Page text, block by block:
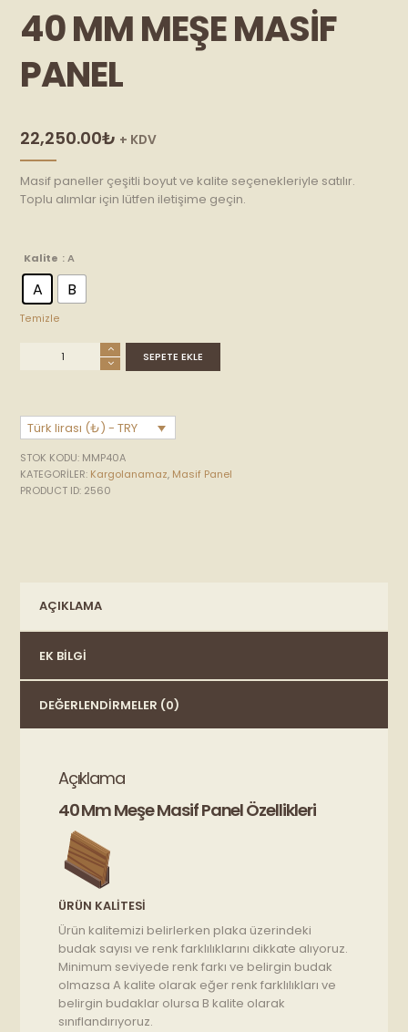
40 MM MEŞE MASIF
PANEL
22,250.00₺ + KDV
Masif paneller çeşitli boyut ve kalite seçenekleriyle satılır.
Toplu alımlar için lütfen iletişime geçin.
Kalite : A
A B
Temizle
SEPETE EKLE
Türk lirası (₺) - TRY
STOK KODU: MMP40A
KATEGORILER: Kargolanamaz, Masif Panel
PRODUCT ID: 2560
AÇIKLAMA
EK BILGI
DEĞERLENDIRMELER (0)
Açıklama
40 Mm Meşe Masif Panel Özellikleri
ÜRÜN KALITESI
Ürün kalitemizi belirlerken plaka üzerindeki
budak sayısı ve renk farklılıklarını dikkate alıyoruz.
Minimum seviyede renk farkı ve belirgin budak
olmazsa A kalite olarak eğer renk farklılıkları ve
belirgin budaklar olursa B kalite olarak
sınıflandırıyoruz.